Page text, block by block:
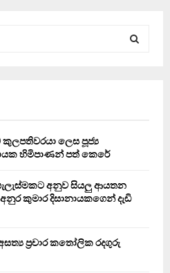
H
ලෙස පූජ්‍ය
හිමිපාණන් පත් කෙරේ
සැලැස්මකට අනුව සියලු ආයතන
කුමාර දිසානායකගෙන් දැඩි
ප්‍රචාර කතෝලික රදගුරු